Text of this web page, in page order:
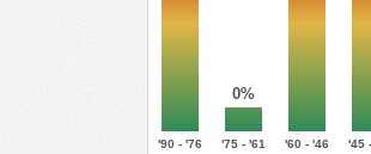
0%
76' - 90' 61' - 75' 46' - 60'